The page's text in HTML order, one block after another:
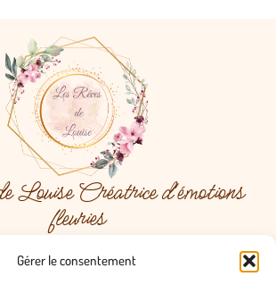
Gérer le consentement
Louise Créatrice d'émotions
fleuries
Menu